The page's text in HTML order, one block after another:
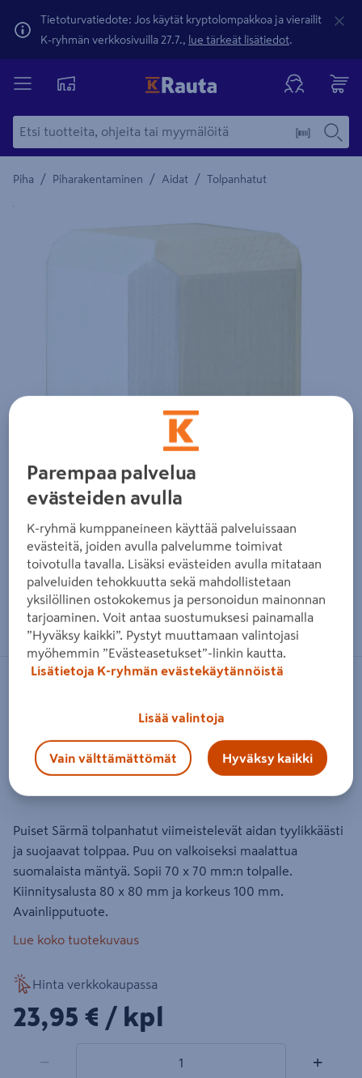
Tietoturvatiedote: Jos käytät kryptolompakkoa ja vierailit
K-ryhmän verkkosivuilla 27.7., lue tärkeät lisätiedot.
Piha / Piharakentaminen / Aidat / Tolpanhatut
Yksityiskohtainen kuvaus löytyy Tuotteen kuvaus -
Zoomaa kuvaa sormilla kosketusnäytöllä
Aitaelementti tolpanhattu
Tammiston Puu särmä K13V
valkoinen
Tuotenumero
Puiset Särmä tolpanhatut viimeistelevät aidan tyylikkäästi
ja suojaavat tolppaa. Puu on valkoiseksi maalattua
suomalaista mäntyä. Sopii 70 x 70 mm:n tolpalle.
Kiinnitysalusta 80 x 80 mm ja korkeus 100 mm.
Avainlipputuote.
Lue koko tuotekuvaus
Hinta verkkokaupassa
23,95€/kpl
23,95 € / kpl
− +
Parempaa palvelua
evästeiden avulla
K-ryhmä kumppaneineen käyttää palveluissaan
evästeitä, joiden avulla palvelumme toimivat
toivotulla tavalla. Lisäksi evästeiden avulla mitataan
palveluiden tehokkuutta sekä mahdollistetaan
yksilöllinen ostokokemus ja personoidun mainonnan
tarjoaminen. Voit antaa suostumuksesi painamalla
”Hyväksy kaikki”. Pystyt muuttamaan valintojasi
myöhemmin ”Evästeasetukset”-linkin kautta.
Lisätietoja K-ryhmän evästekäytännöistä
Lisää valintoja
Vain välttämättömät Hyväksy kaikki